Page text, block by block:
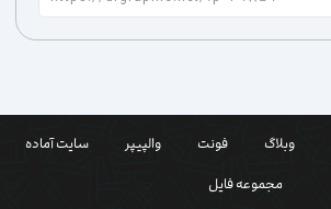
وبلاگ فونت والپیپر سایت آماده
مجموعه فایل